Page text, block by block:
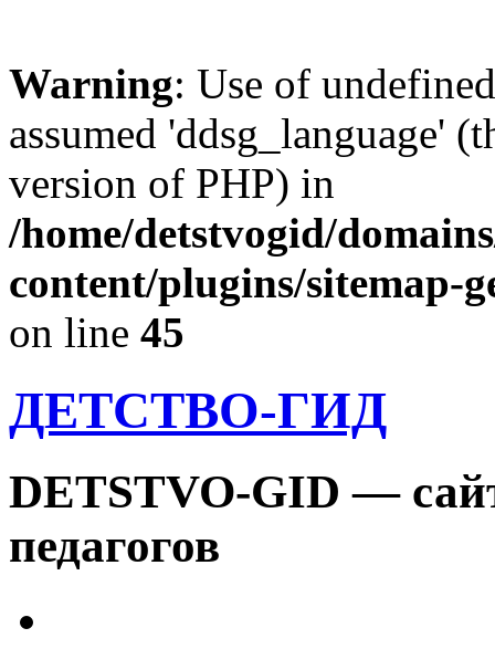
Warning: Use of
assumed 'ddsg_language'
version of PHP) in
/home/detstvogid/
content/plugins/sitemap-
on line 45
ДЕТСТВО-ГИД
DETSTVO-GID —
педагогов